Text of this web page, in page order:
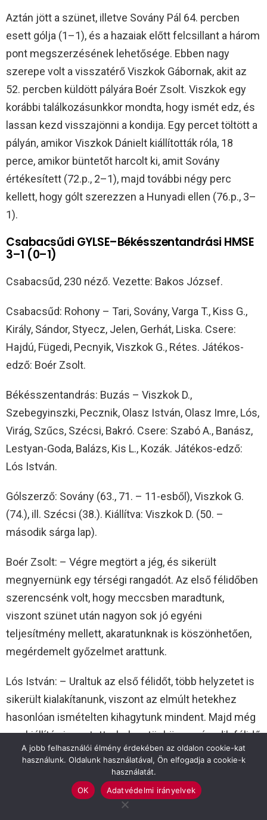
Aztán jött a szünet, illetve Sovány Pál 64. percben
esett gólja (1–1), és a hazaiak előtt felcsillant a három
pont megszerzésének lehetősége. Ebben nagy
szerepe volt a visszatérő Viszkok Gábornak, akit az
52. percben küldött pályára Boér Zsolt. Viszkok egy
korábbi találkozásunkkor mondta, hogy ismét edz, és
lassan kezd visszajönni a kondija. Egy percet töltött a
pályán, amikor Viszkok Dánielt kiállították róla, 18
perce, amikor büntetőt harcolt ki, amit Sovány
értékesített (72.p., 2–1), majd további négy perc
kellett, hogy gólt szerezzen a Hunyadi ellen (76.p., 3–
1).
Csabacsűdi GYLSE–Békésszentandrási HMSE
3–1 (0–1)
Csabacsűd, 230 néző. Vezette: Bakos József.
Csabacsűd: Rohony – Tari, Sovány, Varga T., Kiss G.,
Király, Sándor, Styecz, Jelen, Gerhát, Liska. Csere:
Hajdú, Fügedi, Pecnyik, Viszkok G., Rétes. Játékos-
edző: Boér Zsolt.
Békésszentandrás: Buzás – Viszkok D.,
Szebegyinszki, Pecznik, Olasz István, Olasz Imre, Lós,
Virág, Szűcs, Szécsi, Bakró. Csere: Szabó A., Banász,
Lestyan-Goda, Balázs, Kis L., Kozák. Játékos-edző:
Lós István.
Gólszerző: Sovány (63., 71. – 11-esből), Viszkok G.
(74.), ill. Szécsi (38.). Kiállítva: Viszkok D. (50. –
második sárga lap).
Boér Zsolt: – Végre megtört a jég, és sikerült
megnyernünk egy térségi rangadót. Az első félidőben
szerencsénk volt, hogy meccsben maradtunk,
viszont szünet után nagyon sok jó egyéni
teljesítmény mellett, akaratunknak is köszönhetően,
megérdemelt győzelmet arattunk.
Lós István: – Uraltuk az első félidőt, több helyzetet is
sikerült kialakítanunk, viszont az elmúlt hetekhez
hasonlóan ismételten kihagytunk mindent. Majd még
egy kiállítás is rontott a helyzetünkön a második félidő
elején. Sajnos a foci ilyen, ennyi helyzetet nem lehet
Fotó: Babák Zoltán
A jobb felhasználói élmény érdekében az oldalon cookie-kat
használunk. Oldalunk használatával, Ön elfogadja a cookie-k
használatát.
OK
Adatvédelmi irányelvek